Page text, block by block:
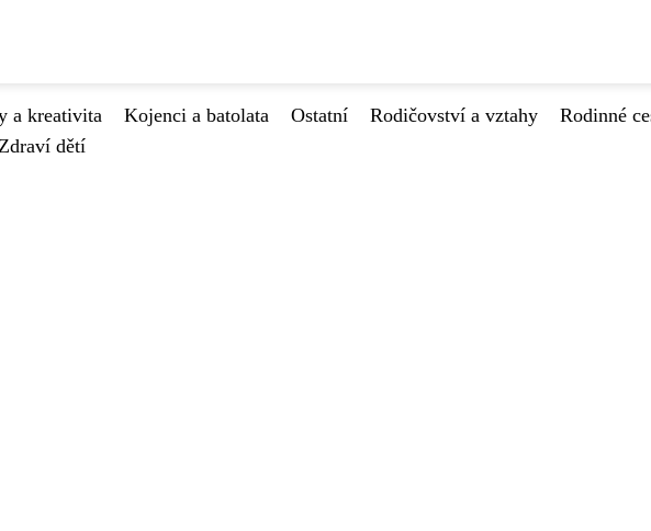
a kreativita Kojenci a batolata Ostatní Rodičovství a vztahy Rodinné
dětí